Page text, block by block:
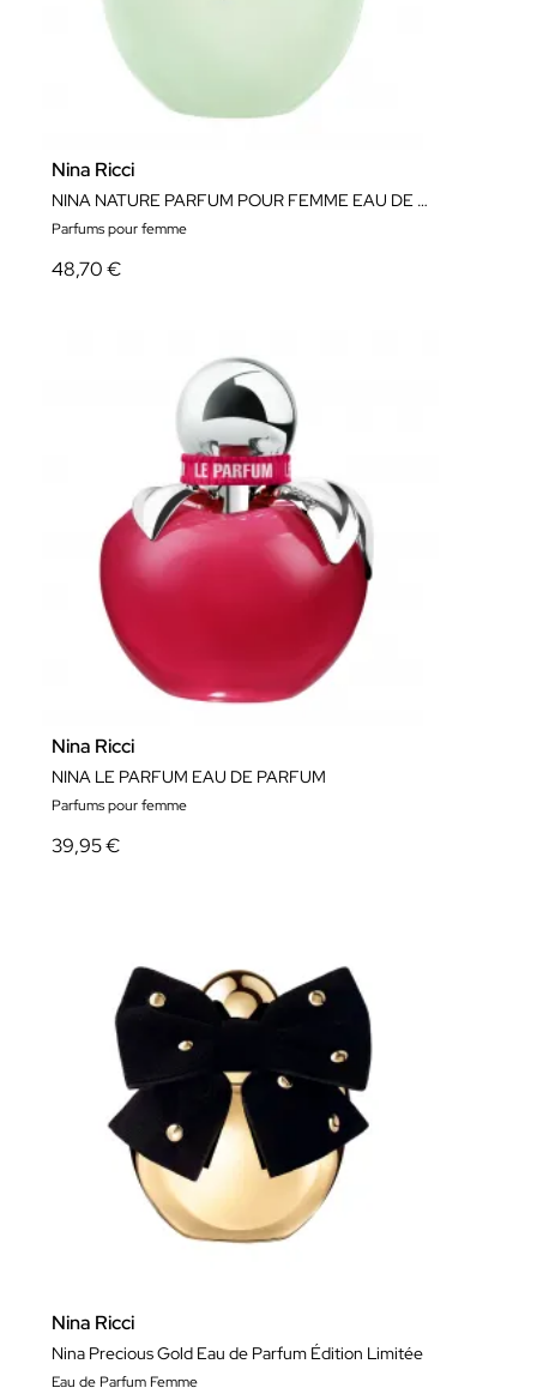
Nina Ricci
NINA NATURE PARFUM POUR FEMME EAU DE TOILETTE ÉDITION LIMITÉE
Parfums pour femme
48,70 €
Nina Ricci
NINA LE PARFUM EAU DE PARFUM
Parfums pour femme
39,95 €
Nina Ricci
Nina Precious Gold Eau de Parfum Édition Limitée
Eau de Parfum Femme